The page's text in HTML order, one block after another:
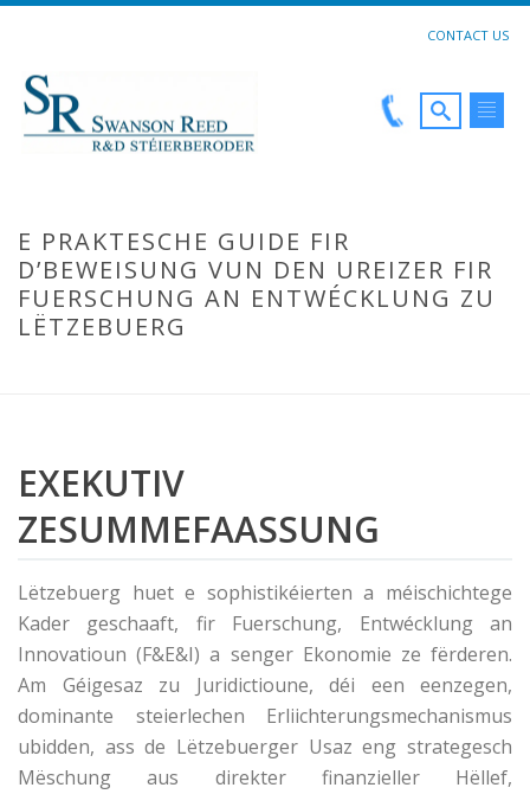
CONTACT US
E PRAKTESCHE GUIDE FIR
D’BEWEISUNG VUN DEN UREIZER FIR
FUERSCHUNG AN ENTWÉCKLUNG ZU
LËTZEBUERG
EXEKUTIV
ZESUMMEFAASSUNG
Lëtzebuerg huet e sophistikéierten a méischichtege
Kader geschaaft, fir Fuerschung, Entwécklung an
Innovatioun (F&E&I) a senger Ekonomie ze fërderen.
Am Géigesaz zu Juridictioune, déi een eenzegen,
dominante steierlechen Erliichterungsmechanismus
ubidden, ass de Lëtzebuerger Usaz eng strategesch
Mëschung aus direkter finanzieller Hëllef,